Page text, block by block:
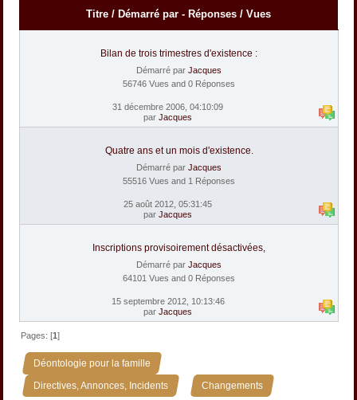
Titre / Démarré par - Réponses / Vues
Bilan de trois trimestres d'existence :
Démarré par Jacques
56746 Vues and 0 Réponses
31 décembre 2006, 04:10:09
par Jacques
Quatre ans et un mois d'existence.
Démarré par Jacques
55516 Vues and 1 Réponses
25 août 2012, 05:31:45
par Jacques
Inscriptions provisoirement désactivées,
Démarré par Jacques
64101 Vues and 0 Réponses
15 septembre 2012, 10:13:46
par Jacques
Pages: [1]
Déontologie pour la famille »
Directives, Annonces, Incidents » Changements